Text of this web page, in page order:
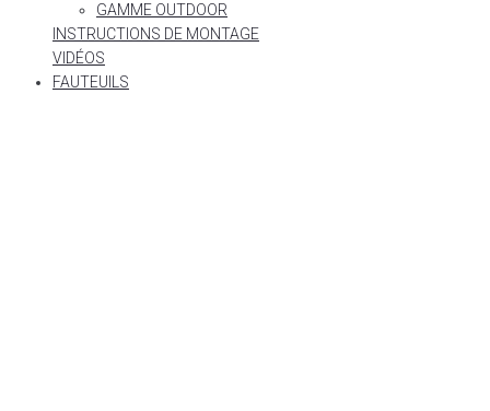
GAMME OUTDOOR
INSTRUCTIONS DE MONTAGE
VIDÉOS
FAUTEUILS